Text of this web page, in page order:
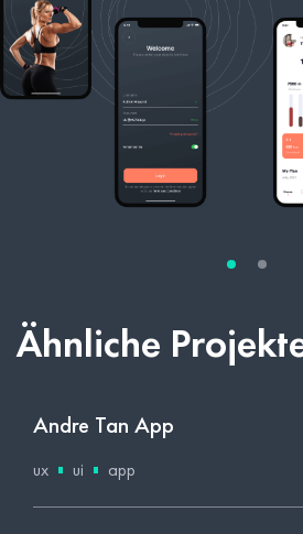
Ähnliche
Andre Tan App
ux ui app